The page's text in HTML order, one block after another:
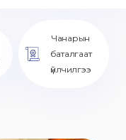
Чанарын
баталгаат
үйлчилгээ